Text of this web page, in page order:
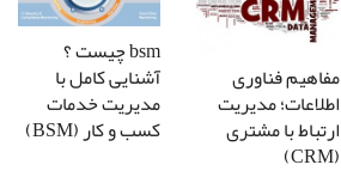
مفاهیم فناوری
اطلاعات؛ مدیریت
ارتباط با مشتری
(CRM)
bsm چیست ؟
آشنایی کامل با
مدیریت خدمات
کسب و کار (BSM)